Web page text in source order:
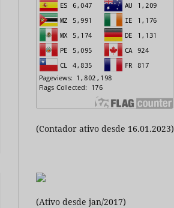
(Contador ativo desde 16.01.2023)
(Ativo desde jan/2017)